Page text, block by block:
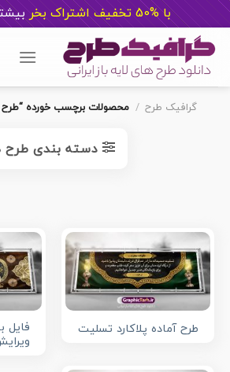
با %50 تخفیف اشتراک بخر ب
content
گرافیک طرح / محصولات برچسب خورده “طرح
دسته بندی طرح
طرح آماده پلاکارد تسلیت
فایل